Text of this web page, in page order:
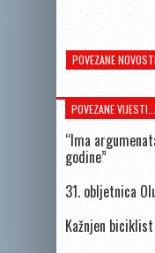
POVEZANE NOVOSTI
POVEZANE VIJESTI...
“Ima
godine”
31. obljetnica
Kažnjen biciklist